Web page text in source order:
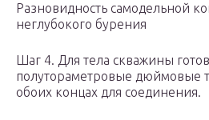
Разновидность самодельной
неглубокого бурения
Шаг 4. Для тела скважины
полутораметровые дюймовые
обоих концах для соединения.